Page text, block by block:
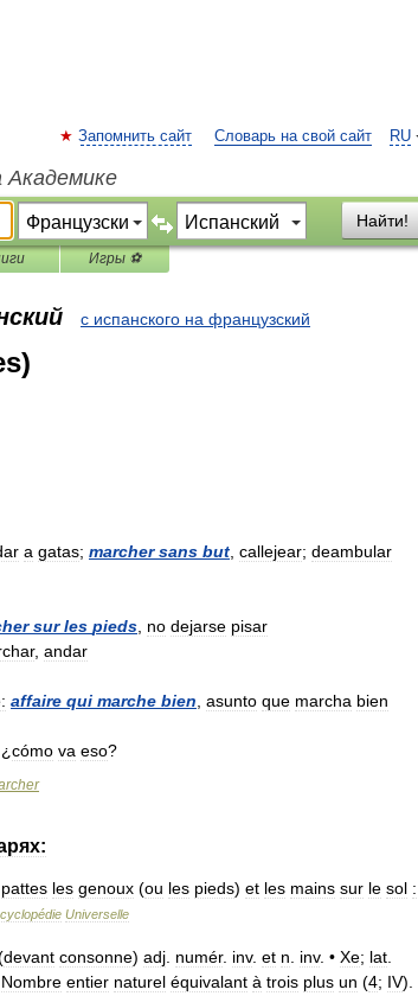
RU
Запомнить сайт Словарь на свой сайт
Академике
Найти!
Игры ⚽
с испанского на французский
a gatas; marcher sans but callejear; deambular
sur les pieds no dejarse pisar
, andar
affaire qui marche bien asunto que marcha bien
cómo va eso?
pattes les genoux (ou les pieds) et les mains sur le sol :
Universelle
devant consonne) adj numér. inv. et n inv. • Xe; lat
Nombre entier naturel équivalant à trois plus un (4; IV).